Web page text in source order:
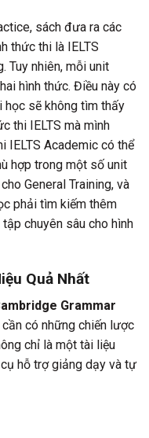
sách đưa ra các
thức thi là IELTS
Tuy nhiên, mỗi unit
hình thức. Điều này có
học sẽ không tìm thấy
thi IELTS mà mình
IELTS Academic có thể
hợp trong một số unit
General Training, và
phải tìm kiếm thêm
chuyên sâu cho hình
Quả Nhất
Grammar
có những chiến lược
chỉ là một tài liệu
hỗ trợ giảng dạy và tự